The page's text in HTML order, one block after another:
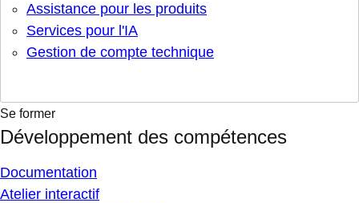
Assistance pour les produits
Services pour l'IA
Gestion de compte technique
Se former
Développement des compétences
Documentation
Atelier interactif